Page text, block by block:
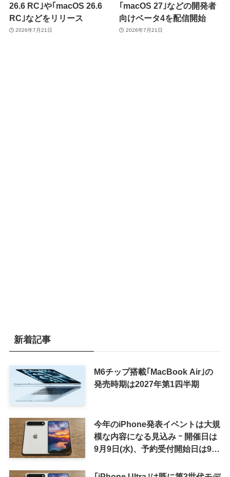
26.6 RC｣や｢macOS 26.6
RC｣などをリリース
2026年7月21日
｢macOS 27｣などの開発者
向けベータ4を配信開始
2026年7月21日
新着記事
M6チップ搭載｢MacBook Air｣の
発売時期は2027年第1四半期
今年のiPhone発表イベントは大規
模な内容になる見込み ｰ 開催日は
9月9日(水)、予約受付開始日は9月